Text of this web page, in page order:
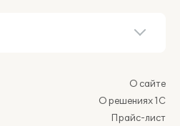
О сайте
О решениях 1С
Прайс-лист